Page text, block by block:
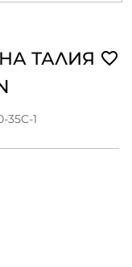
ТАЛИЯ
35C-1